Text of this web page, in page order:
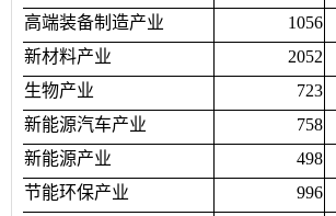
高端装备制造产业
1056
新材料产业
2052
生物产业
723
新能源汽车产业
758
新能源产业
498
节能环保产业
996